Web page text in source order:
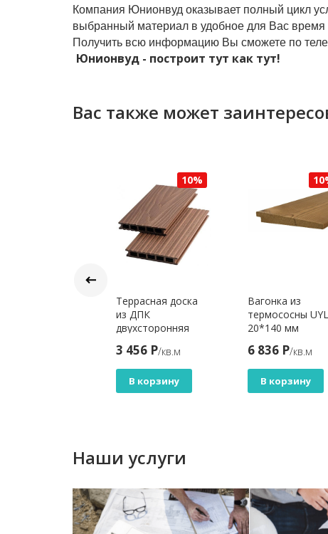
Компания Юнионвуд оказывает полный цикл
выбранный материал в удобное для Вас время
Получить всю информацию Вы сможете по
Юнионвуд - построит тут как тут!
Вас также может
10%
Террасная доска
из ДПК
двухсторонняя
МАКС КАНТРИ 3D
КАШТАН
3 456 Р/кв.м
В корзину
Вагонка из
термососны UYL
20*140 мм
6 836 Р/кв.м
В корзину
Наши услуги